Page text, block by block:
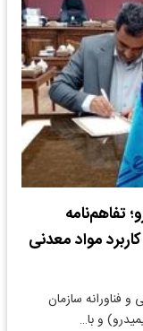
تفاهم‌نامه
مواد معدنی
فناورانه سازمان
و با…